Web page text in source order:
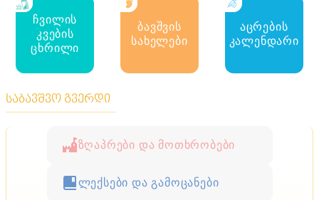
ჩვილის
კვების
ცხრილი
ბავშვის
სახელები
აცრების
კალენდარი
საბავშვო გვერდი
ზღაპრები და მოთხრობები
ლექსები და გამოცანები